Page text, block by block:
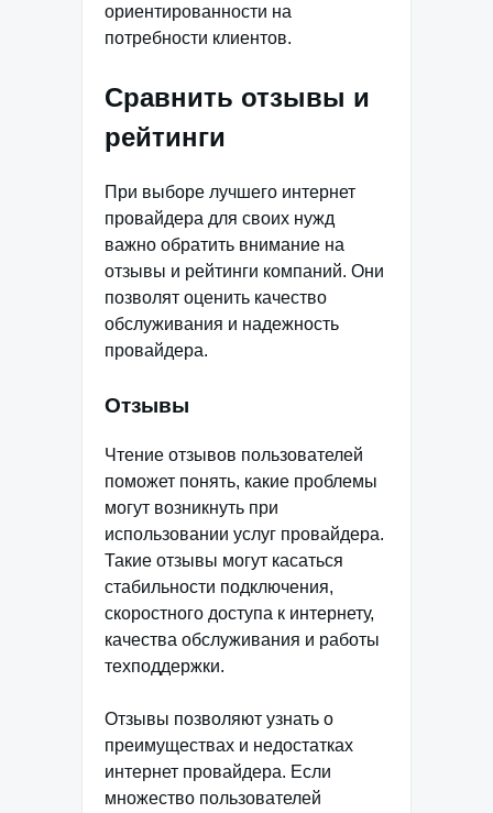
ориентированности на
потребности клиентов.
Сравнить отзывы и
рейтинги
При выборе лучшего интернет
провайдера для своих нужд
важно обратить внимание на
отзывы и рейтинги компаний. Они
позволят оценить качество
обслуживания и надежность
провайдера.
Отзывы
Чтение отзывов пользователей
поможет понять, какие проблемы
могут возникнуть при
использовании услуг провайдера.
Такие отзывы могут касаться
стабильности подключения,
скоростного доступа к интернету,
качества обслуживания и работы
техподдержки.
Отзывы позволяют узнать о
преимуществах и недостатках
интернет провайдера. Если
множество пользователей